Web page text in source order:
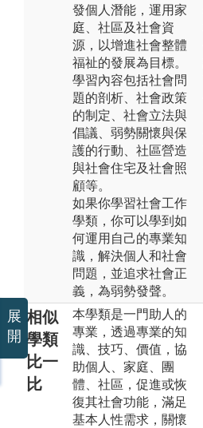
發個人潛能，運用家
庭、社區及社會資
源，以增進社會整體
福祉的發展為目標。
學習內容包括社會問
題的剖析、社會政策
的制定、社會立法與
倡議、弱勢關懷與保
護的行動、社區營造
與社會住宅及社會照
顧等。
如果你學習社會工作
學類，你可以學到如
何運用自己的專業知
識，解決個人和社會
問題，並追求社會正
義，為弱勢發聲。
相似
學類
比一
比
本學類是一門助人的
專業，透過專業的知
識、技巧、價值，協
助個人、家庭、團
體、社區，促進或恢
復其社會功能，滿足
基本人性需求，關懷
展
開